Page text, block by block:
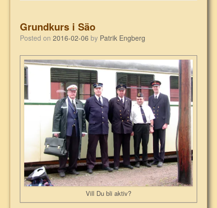
Grundkurs i Säo
Posted on 2016-02-06 by Patrik Engberg
Vill Du bli aktiv?